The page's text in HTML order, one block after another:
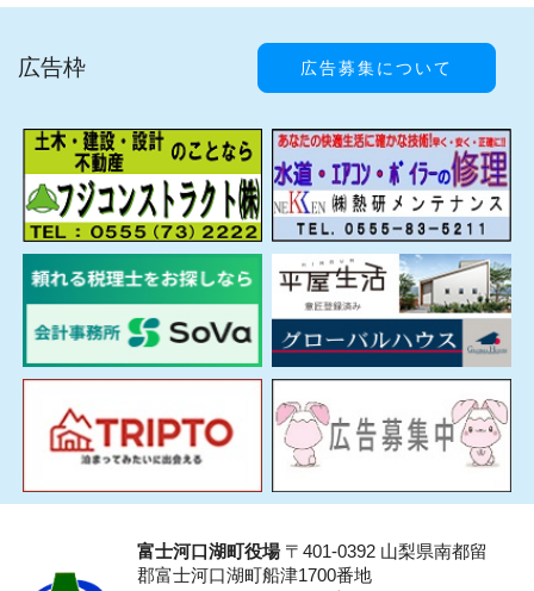
広告枠 広告募集について
富士河口湖町役場〒401-0392 山梨県南都留
郡富士河口湖町船津1700番地